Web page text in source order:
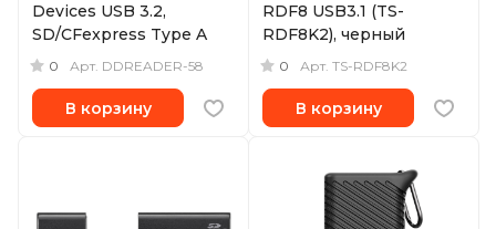
Devices USB 3.2,
SD/CFexpress Type A
0 Арт. DDREADER-58
В корзину
RDF8 USB3.1 (TS-
RDF8K2), черный
0 Арт. TS-RDF8K2
В корзину